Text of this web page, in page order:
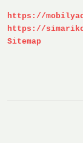
https://
https://
Sitemap